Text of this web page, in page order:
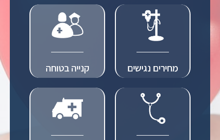
מחירים נגישים קנייה בטוחה